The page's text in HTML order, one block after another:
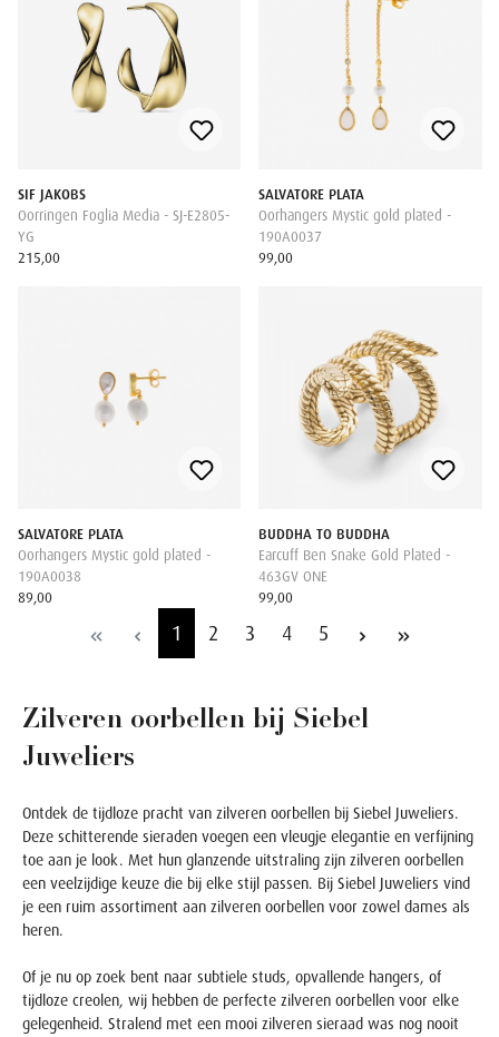
SIF JAKOBS
Oorringen Foglia Media - SJ-E2805-
YG
215,00
SALVATORE PLATA
Oorhangers Mystic gold plated -
190A0037
99,00
SALVATORE PLATA
Oorhangers Mystic gold plated -
190A0038
89,00
BUDDHA TO BUDDHA
Earcuff Ben Snake Gold Plated -
463GV ONE
99,00
1 2 3 4 5
Zilveren oorbellen bij Siebel
Juweliers
Ontdek de tijdloze pracht van zilveren oorbellen bij Siebel Juweliers.
Deze schitterende sieraden voegen een vleugje elegantie en verfijning
toe aan je look. Met hun glanzende uitstraling zijn zilveren oorbellen
een veelzijdige keuze die bij elke stijl passen. Bij Siebel Juweliers vind
je een ruim assortiment aan zilveren oorbellen voor zowel dames als
heren.
Of je nu op zoek bent naar subtiele studs, opvallende hangers, of
tijdloze creolen, wij hebben de perfecte zilveren oorbellen voor elke
gelegenheid. Stralend met een mooi zilveren sieraad was nog nooit